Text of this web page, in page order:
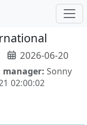
2026-06-20
manager: Sonny
02:00:02